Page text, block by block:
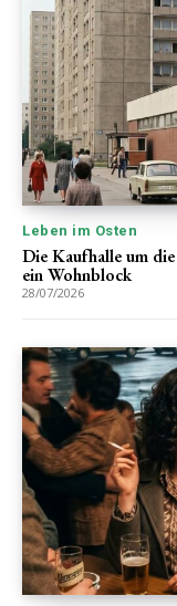
Leben im Osten
Die Kaufhalle um
ein Wohnblock
28/07/2026